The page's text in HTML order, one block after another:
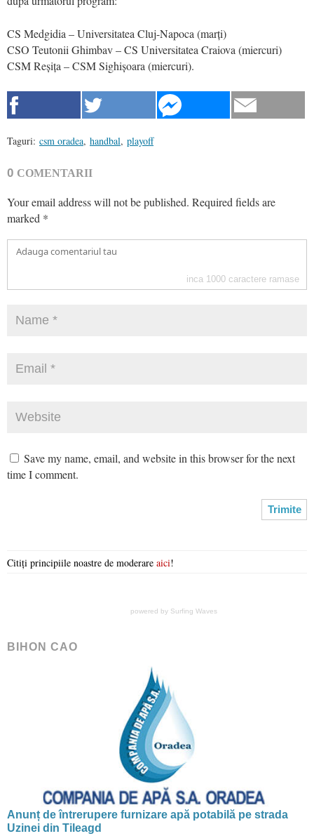
CS Medgidia – Universitatea Cluj-Napoca (marți)
CSO Teutonii Ghimbav – CS Universitatea Craiova (miercuri)
CSM Reșița – CSM Sighișoara (miercuri).
Taguri: csm oradea, handbal, playoff
0 COMENTARII
Your email address will not be published. Required fields are
marked *
inca 1000 caractere ramase
Save my name, email, and website in this browser for the next
time I comment.
Citiți principiile noastre de moderare aici!
powered by Surfing Waves
BIHON CAO
Anunț de întrerupere furnizare apă potabilă pe strada
Uzinei din Tileagd